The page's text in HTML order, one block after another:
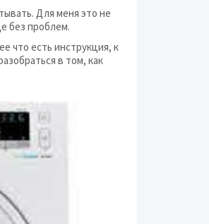
Для меня это не
без проблем.
что есть инструкция, к
в том, как